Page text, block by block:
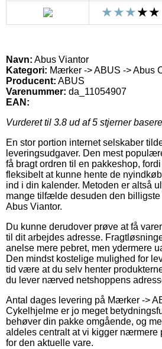
Navn: Abus Viantor
Kategori: Mærker -> ABUS -> Abus
Producent: ABUS
Varenummer: da_11054907
EAN:
Vurderet til 3.8 ud af 5 stjerner
En stor portion internet selskaber
leveringsudgaver. Den mest
få bragt ordren til en pakkeshop,
fleksibelt at kunne hente de
ind i din kalender. Metoden er altså
mange tilfælde desuden den
Abus Viantor.
Du kunne derudover prøve at få
til dit arbejdes adresse.
anelse mere pebret, men ydermere
Den mindst kostelige mulighed for
tid være at du selv henter
du lever nærved netshoppens
Antal dages levering på Mærker ->
Cykelhjelme er jo meget
behøver din pakke omgående, og
aldeles centralt at vi kigger nærmere
for den aktuelle vare.